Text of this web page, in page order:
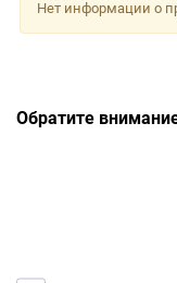
Нет информации о
Обратите